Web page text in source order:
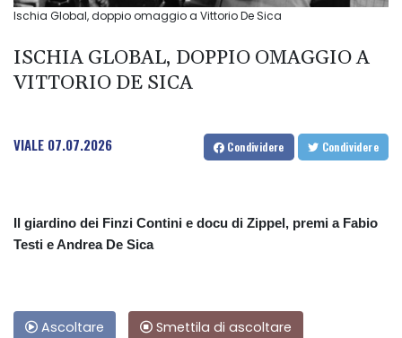
Ischia Global, doppio omaggio a Vittorio De Sica
ISCHIA GLOBAL, DOPPIO OMAGGIO A
VITTORIO DE SICA
VIALE 07.07.2026 Condividere Condividere
Il giardino dei Finzi Contini e docu di Zippel, premi a Fabio
Testi e Andrea De Sica
Ascoltare Smettila di ascoltare